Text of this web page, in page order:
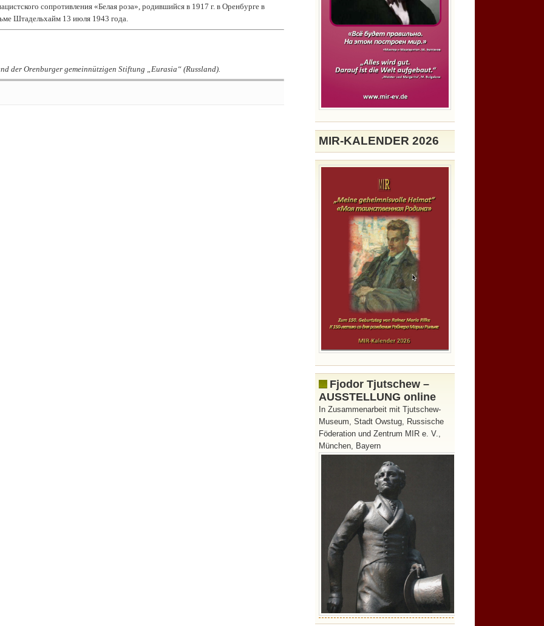
сопротивления «Белая роза», родившийся в 1917 г. в Оренбурге в
Штадельхайм 13 июля 1943 года.
der Orenburger gemeinnützigen Stiftung „Eurasia“ (Russland).
MIR-KALENDER 2026
Fjodor Tjutschew –
AUSSTELLUNG online
In Zusammenarbeit mit Tjutschew-
Museum, Stadt Owstug, Russische
Föderation und Zentrum MIR e. V.,
München, Bayern